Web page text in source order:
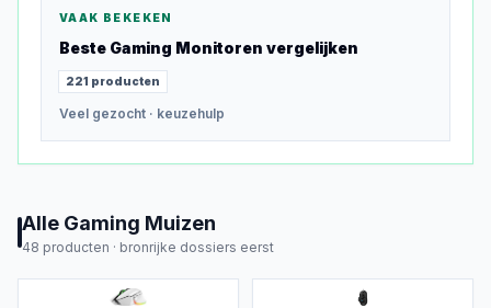
VAAK BEKEKEN
Beste Gaming Monitoren vergelijken
221 producten
Veel gezocht · keuzehulp
Alle Gaming Muizen
48 producten · bronrijke dossiers eerst